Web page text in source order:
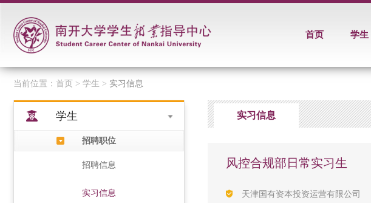
首页 学生
当前位置： 首页 > 学生 > 实习信息
学生
招聘职位
招聘信息
实习信息
实习信息
风控合规部日常实习生
天津国有资本投资运营有限公司